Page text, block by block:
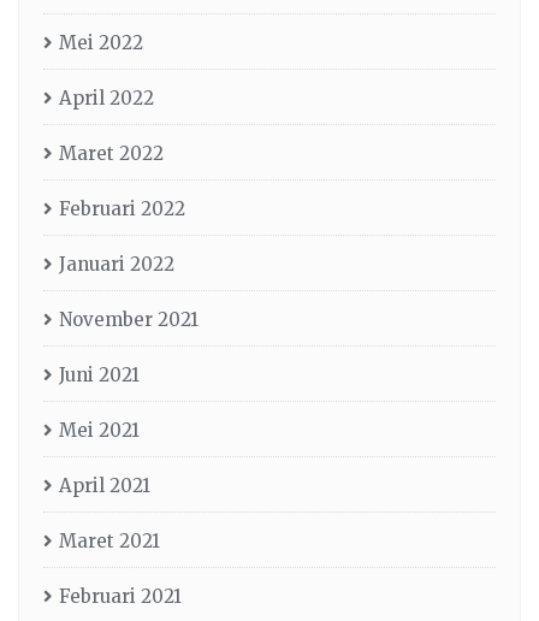
Mei 2022
April 2022
Maret 2022
Februari 2022
Januari 2022
November 2021
Juni 2021
Mei 2021
April 2021
Maret 2021
Februari 2021